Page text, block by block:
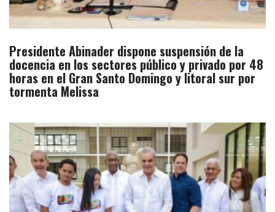
Presidente Abinader dispone suspensión de la
docencia en los sectores público y privado por 48
horas en el Gran Santo Domingo y litoral sur por
tormenta Melissa